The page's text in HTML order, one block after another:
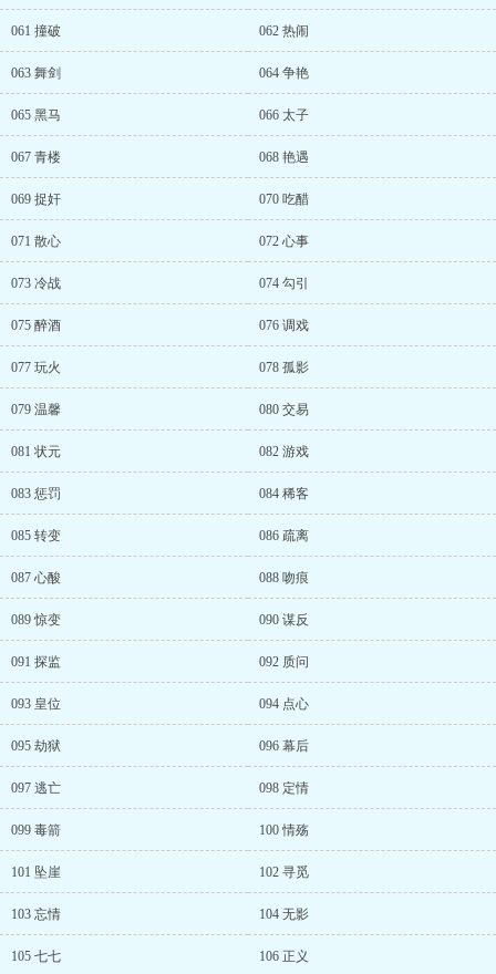
061 撞破 062 热闹
063 舞剑 064 争艳
065 黑马 066 太子
067 青楼 068 艳遇
069 捉奸 070 吃醋
071 散心 072 心事
073 冷战 074 勾引
075 醉酒 076 调戏
077 玩火 078 孤影
079 温馨 080 交易
081 状元 082 游戏
083 惩罚 084 稀客
085 转变 086 疏离
087 心酸 088 吻痕
089 惊变 090 谋反
091 探监 092 质问
093 皇位 094 点心
095 劫狱 096 幕后
097 逃亡 098 定情
099 毒箭 100 情殇
101 坠崖 102 寻觅
103 忘情 104 无影
105 七七 106 正义